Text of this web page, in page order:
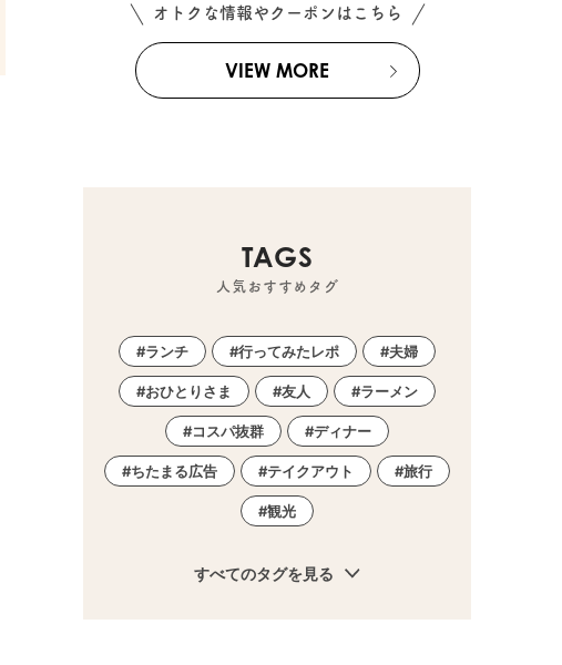
オトクな情報やクーポンはこちら
VIEW MORE
TAGS
人気おすすめタグ
ランチ 行ってみたレポ 夫婦
おひとりさま 友人 ラーメン
コスパ抜群 ディナー
ちたまる広告 テイクアウト 旅行
観光
すべてのタグを見る